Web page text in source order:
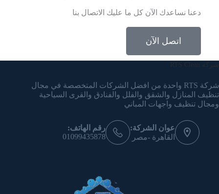
دعنا نساعدك الآن كل ما عليك الاتصال بنا
اتصل الآن
شركة RTS Clean
شركة RTS واحدة من افضل الشركات المتخصصة في مجال
تنظيف المنازل والشقق والفلل والفنادق والقرى السياحية
ومجال تنظيف واجهات المباني
عوان الشركة:
القاهرة -مصر
رقم الهاتف:
01099435878